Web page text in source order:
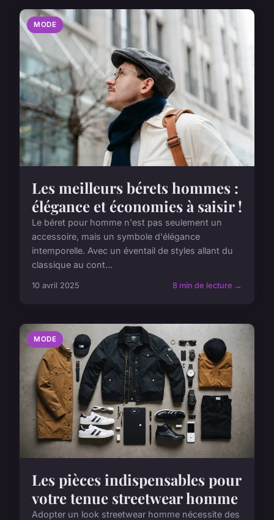
MODE
Les meilleurs bérets hommes :
élégance et économies à saisir !
Le béret pour homme n'est pas seulement un
accessoire, mais un symbole d'élégance
intemporelle. Avec un éventail de styles allant du
classique au cont...
10 avril 2025 8 min de lecture →
MODE
Les pièces indispensables pour
votre tenue streetwear homme
Adopter un look streetwear homme nécessite des